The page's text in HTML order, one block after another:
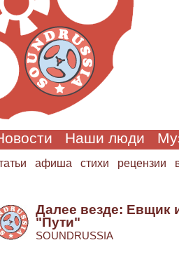
Наши люди
афиша стихи рецензии
Далее везде: Евщик
"Пути"
SOUNDRUSSIA